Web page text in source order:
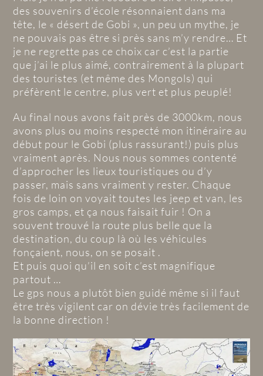
des souvenirs d’école résonnaient dans ma
tête, le « désert de Gobi », un peu un mythe, je
ne pouvais pas être si près sans m’y rendre… Et
je ne regrette pas ce choix car c’est la partie
que j’ai le plus aimé, contrairement à la plupart
des touristes (et même des Mongols) qui
préfèrent le centre, plus vert et plus peuplé!
Au final nous avons fait près de 3000km, nous
avons plus ou moins respecté mon itinéraire au
début pour le Gobi (plus rassurant!) puis plus
vraiment après. Nous nous sommes contenté
d’approcher les lieux touristiques ou d’y
passer, mais sans vraiment y rester. Chaque
fois de loin on voyait toutes les jeep et van, les
gros camps, et ça nous faisait fuir ! On a
souvent trouvé la route plus belle que la
destination, du coup là où les véhicules
fonçaient, nous, on se posait .
Et puis quoi qu’il en soit c’est magnifique
partout …
Le gps nous a plutôt bien guidé même si il faut
être très vigilent car on dévie très facilement de
la bonne direction !